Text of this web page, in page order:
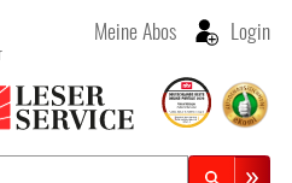
Meine Abos Login